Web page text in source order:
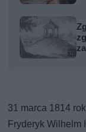
31 marca 1814
Fryderyk Wilhelm